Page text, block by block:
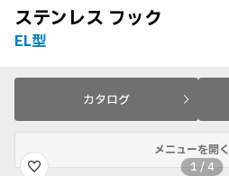
ステンレス フック
EL型
カタログ
メニューを開く
1 /4